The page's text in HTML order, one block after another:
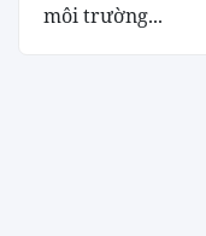
môi trường...